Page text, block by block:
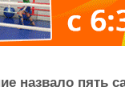
назвало пять